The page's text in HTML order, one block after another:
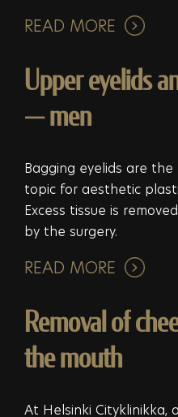
READ MORE
Upper eyelids
— men
Bagging eyelids are
topic for aesthetic
Excess tissue is
by the surgery.
READ MORE
Removal of
the mouth
At Helsinki Cityklinikka,